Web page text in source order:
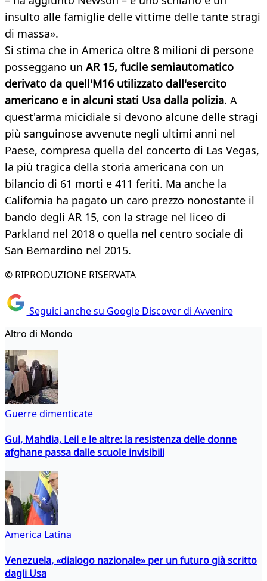
insulto alle famiglie delle vittime delle tante stragi
di massa».
Si stima che in America oltre 8 milioni di persone
posseggano un AR 15, fucile semiautomatico
derivato da quell'M16 utilizzato dall'esercito
americano e in alcuni stati Usa dalla polizia. A
quest'arma micidiale si devono alcune delle stragi
più sanguinose avvenute negli ultimi anni nel
Paese, compresa quella del concerto di Las Vegas,
la più tragica della storia americana con un
bilancio di 61 morti e 411 feriti. Ma anche la
California ha pagato un caro prezzo nonostante il
bando degli AR 15, con la strage nel liceo di
Parkland nel 2018 o quella nel centro sociale di
San Bernardino nel 2015.
© RIPRODUZIONE RISERVATA
Seguici anche su Google Discover di Avvenire
Altro di Mondo
Guerre dimenticate
Gul, Mahdia, Leil e le altre: la resistenza delle donne
afghane passa dalle scuole invisibili
America Latina
Venezuela, «dialogo nazionale» per un futuro già scritto
dagli Usa